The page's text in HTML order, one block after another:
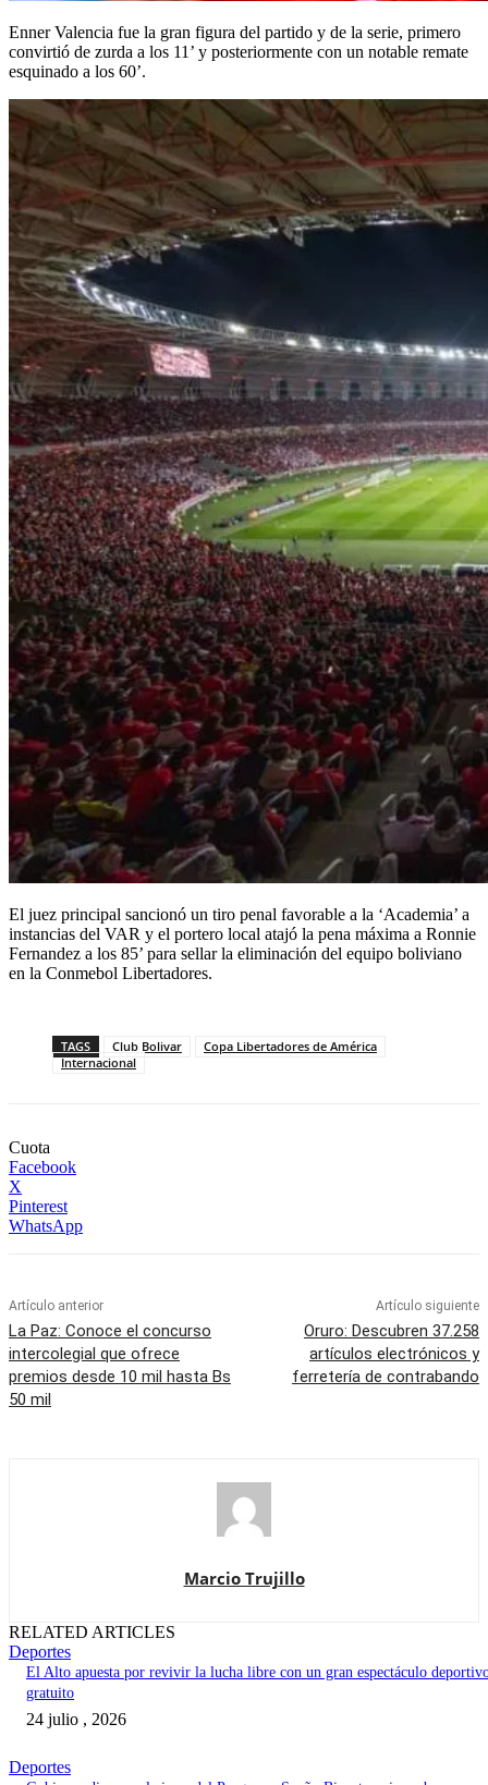
Enner Valencia fue la gran figura del partido y de la serie, primero
convirtió de zurda a los 11’ y posteriormente con un notable remate
esquinado a los 60’.
El juez principal sancionó un tiro penal favorable a la ‘Academia’ a
instancias del VAR y el portero local atajó la pena máxima a Ronnie
Fernandez a los 85’ para sellar la eliminación del equipo boliviano
en la Conmebol Libertadores.
TAGS Club Bolivar
Copa Libertadores de América
Internacional
Cuota
Facebook
X
Pinterest
WhatsApp
Artículo anterior
La Paz: Conoce el concurso
intercolegial que ofrece
premios desde 10 mil hasta Bs
50 mil
Artículo siguiente
Oruro: Descubren 37.258
artículos electrónicos y
ferretería de contrabando
Marcio Trujillo
RELATED ARTICLES
Deportes
El Alto apuesta por revivir la lucha libre con un gran espectáculo
gratuito
24 julio , 2026
Deportes